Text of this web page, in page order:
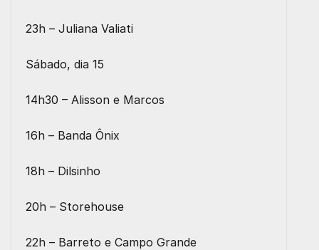
23h – Juliana Valiati
Sábado, dia 15
14h30 – Alisson e Marcos
16h – Banda Ônix
18h – Dilsinho
20h – Storehouse
22h – Barreto e Campo Grande